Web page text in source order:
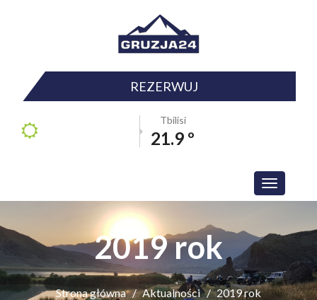
REZERWUJ
Tbilisi
21.9 º
Toggle
navigation
2019 rok
Strona główna Aktualności 2019 rok